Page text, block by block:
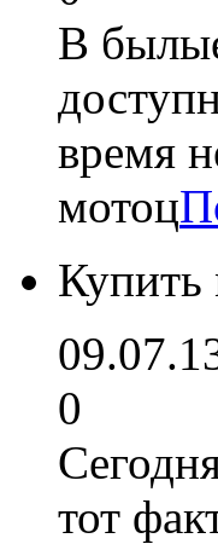
В
время
мотоц
Купить
0
тот